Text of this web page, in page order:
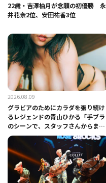
22歳・吉澤柚月が念願の初優勝 永
井花奈2位、安田祐香3位
2026.08.09
グラビアのためにカラダを張り続け
るレジェンドの青山ひかる「手ブラ
のシーンで、スタッフさんからまさ
かのツッコミが！」